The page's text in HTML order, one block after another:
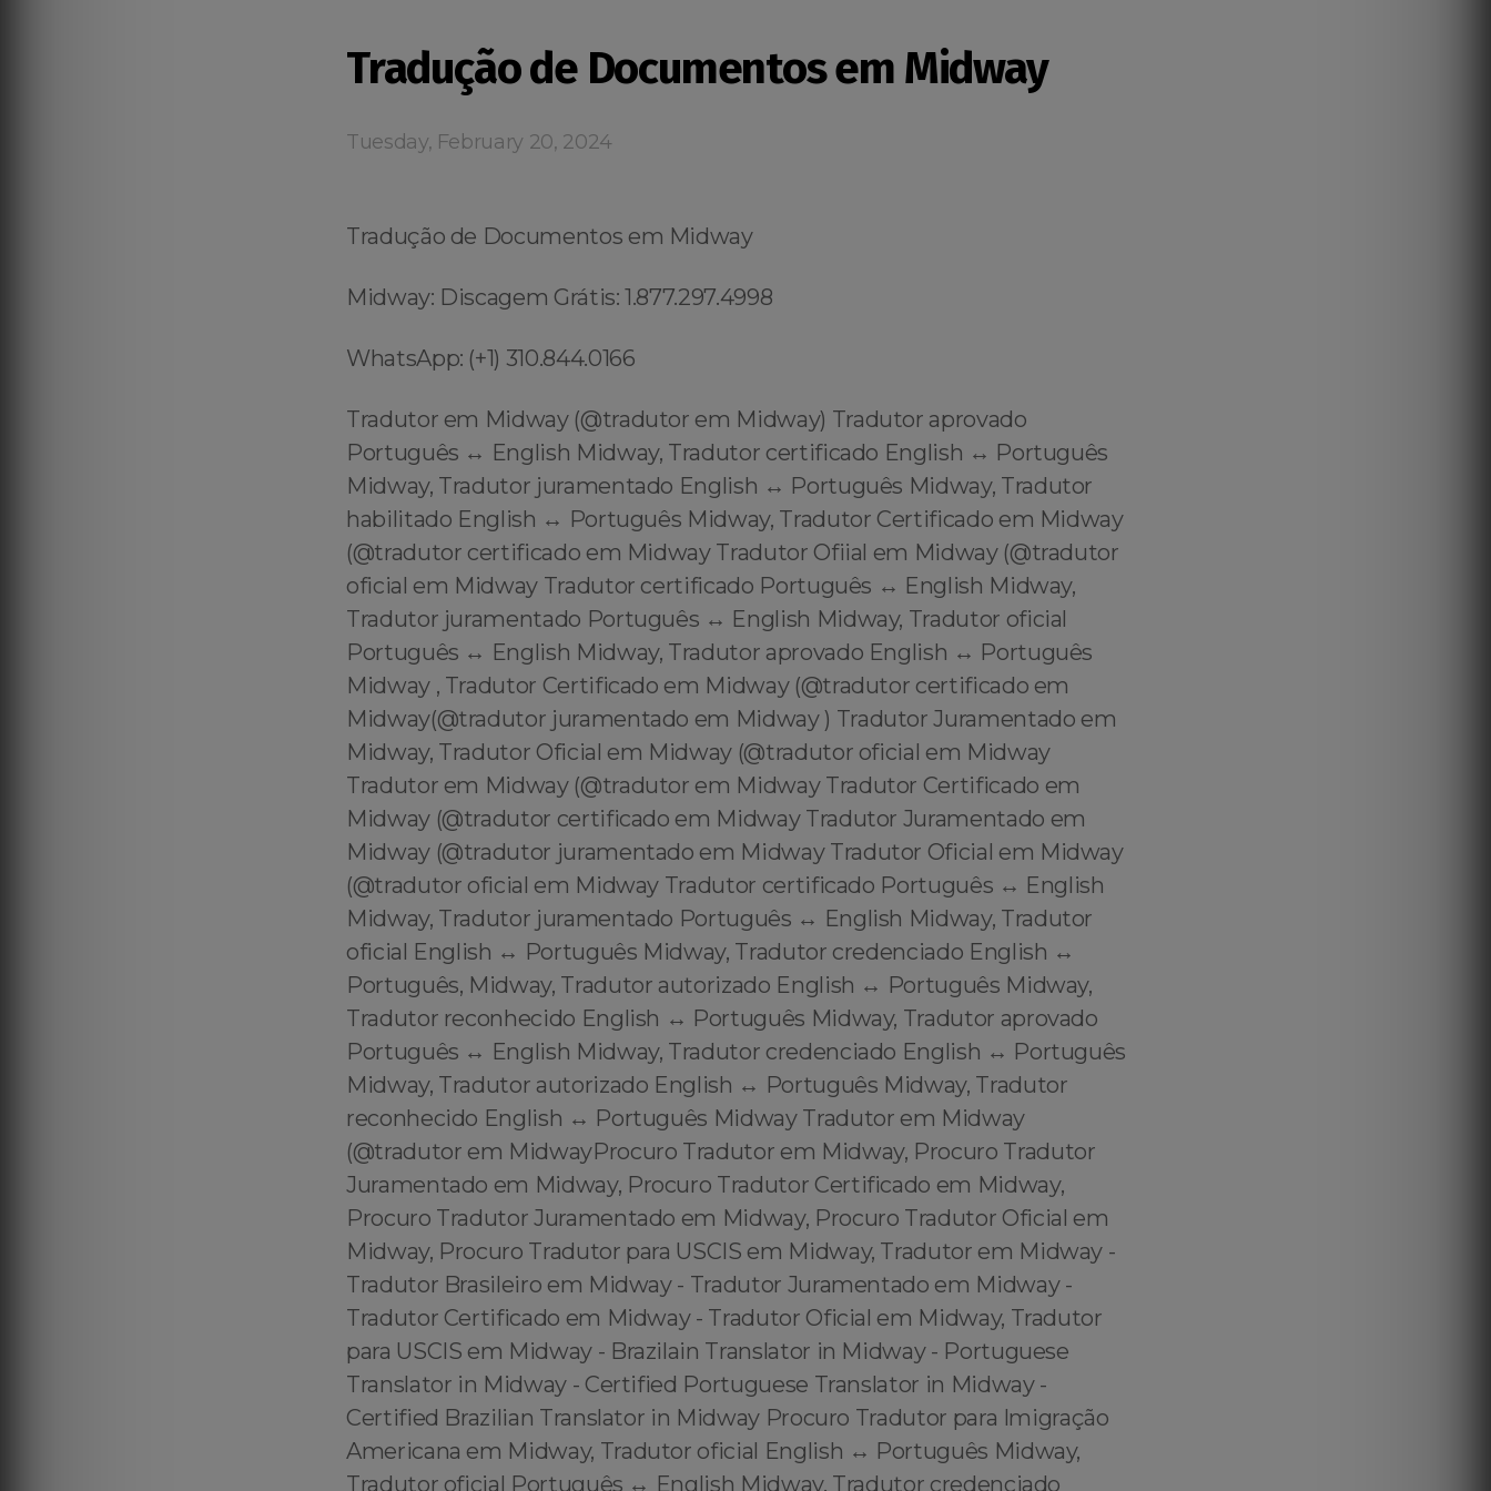
Tradução de Documentos em Midway
Tuesday, February 20, 2024
Tradução de Documentos em Midway
Midway: Discagem Grátis: 1.877.297.4998
WhatsApp: (+1) 310.844.0166
Tradutor em Midway (@tradutor em Midway) Tradutor aprovado
Português ↔️ English Midway, Tradutor certificado English ↔️ Português
Midway, Tradutor juramentado English ↔️ Português Midway, Tradutor
habilitado English ↔️ Português Midway, Tradutor Certificado em Midway
(@tradutor certificado em Midway Tradutor Ofiial em Midway (@tradutor
oficial em Midway Tradutor certificado Português ↔️ English Midway,
Tradutor juramentado Português ↔️ English Midway, Tradutor oficial
Português ↔️ English Midway, Tradutor aprovado English ↔️ Português
Midway , Tradutor Certificado em Midway (@tradutor certificado em
Midway(@tradutor juramentado em Midway ) Tradutor Juramentado em
Midway, Tradutor Oficial em Midway (@tradutor oficial em Midway
Tradutor em Midway (@tradutor em Midway Tradutor Certificado em
Midway (@tradutor certificado em Midway Tradutor Juramentado em
Midway (@tradutor juramentado em Midway Tradutor Oficial em Midway
(@tradutor oficial em Midway Tradutor certificado Português ↔️ English
Midway, Tradutor juramentado Português ↔️ English Midway, Tradutor
oficial English ↔️ Português Midway, Tradutor credenciado English ↔️
Português, Midway, Tradutor autorizado English ↔️ Português Midway,
Tradutor reconhecido English ↔️ Português Midway, Tradutor aprovado
Português ↔️ English Midway, Tradutor credenciado English ↔️ Português
Midway, Tradutor autorizado English ↔️ Português Midway, Tradutor
reconhecido English ↔️ Português Midway Tradutor em Midway
(@tradutor em MidwayProcuro Tradutor em Midway, Procuro Tradutor
Juramentado em Midway, Procuro Tradutor Certificado em Midway,
Procuro Tradutor Juramentado em Midway, Procuro Tradutor Oficial em
Midway, Procuro Tradutor para USCIS em Midway, Tradutor em Midway -
Tradutor Brasileiro em Midway - Tradutor Juramentado em Midway -
Tradutor Certificado em Midway - Tradutor Oficial em Midway, Tradutor
para USCIS em Midway - Brazilain Translator in Midway - Portuguese
Translator in Midway - Certified Portuguese Translator in Midway -
Certified Brazilian Translator in Midway Procuro Tradutor para Imigração
Americana em Midway, Tradutor oficial English ↔️ Português Midway,
Tradutor oficial Português ↔️ English Midway, Tradutor credenciado